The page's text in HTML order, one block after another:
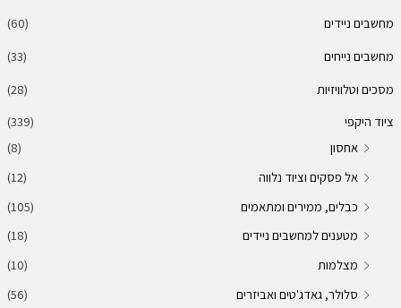
מחשבים ניידים
(60)
מחשבים נייחים
(33)
מסכים וטלוויזיות
(28)
ציוד היקפי
(339)
אחסון
(8)
אל פסקים וציוד נלווה
(12)
כבלים, ממירים ומתאמים
(105)
מטענים למחשבים ניידים
(18)
מצלמות
(10)
סלולר, גאדג'טים ואביזרים
(56)